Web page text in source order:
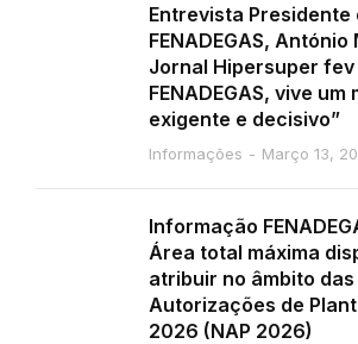
Entrevista Presidente
FENADEGAS, António
Jornal Hipersuper fev
FENADEGAS, vive um
exigente e decisivo”
Informações Março 13,
Informação
Área total máxima
atribuir no âmbito das
Autorizações de
2026 (NAP 2026)